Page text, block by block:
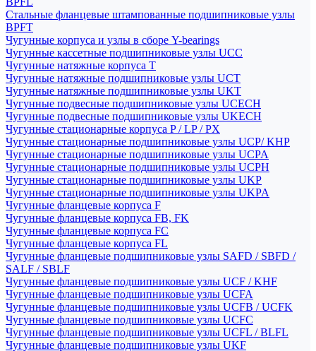
Стальные фланцевые штампованные подшипниковые узлы
BPFT
Чугунные корпуса и узлы в сборе Y-bearings
Чугунные кассетные подшипниковые узлы UCC
Чугунные натяжные корпуса T
Чугунные натяжные подшипниковые узлы UCT
Чугунные натяжные подшипниковые узлы UKT
Чугунные подвесные подшипниковые узлы UCECH
Чугунные подвесные подшипниковые узлы UKECH
Чугунные стационарные корпуса P / LP / PX
Чугунные стационарные подшипниковые узлы UCP/ KHP
Чугунные стационарные подшипниковые узлы UCPA
Чугунные стационарные подшипниковые узлы UCPH
Чугунные стационарные подшипниковые узлы UKP
Чугунные стационарные подшипниковые узлы UKPA
Чугунные фланцевые корпуса F
Чугунные фланцевые корпуса FB, FK
Чугунные фланцевые корпуса FC
Чугунные фланцевые корпуса FL
Чугунные фланцевые подшипниковые узлы SAFD / SBFD /
SALF / SBLF
Чугунные фланцевые подшипниковые узлы UCF / KHF
Чугунные фланцевые подшипниковые узлы UCFA
Чугунные фланцевые подшипниковые узлы UCFB / UCFK
Чугунные фланцевые подшипниковые узлы UCFC
Чугунные фланцевые подшипниковые узлы UCFL / BLFL
Чугунные фланцевые подшипниковые узлы UKF